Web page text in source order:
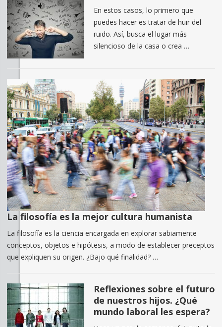
En estos casos, lo primero que
puedes hacer es tratar de huir del
ruido. Así, busca el lugar más
silencioso de la casa o crea …
La filosofía es la mejor cultura humanista
La filosofía es la ciencia encargada en explorar sabiamente
conceptos, objetos e hipótesis, a modo de establecer preceptos
que expliquen su origen. ¿Bajo qué finalidad? …
Reflexiones sobre el futuro
de nuestros hijos. ¿Qué
mundo laboral les espera?